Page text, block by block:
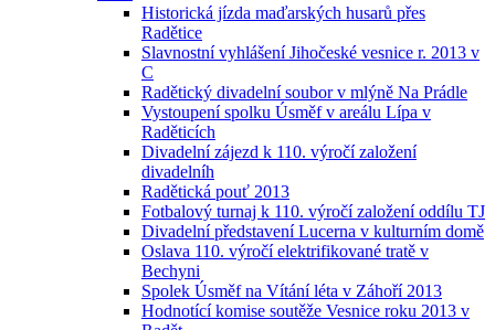
Historická jízda maďarských husarů přes
Radětice
Slavnostní vyhlášení Jihočeské vesnice r. 2013 v
C
Radětický divadelní soubor v mlýně Na Prádle
Vystoupení spolku Úsměf v areálu Lípa v
Raděticích
Divadelní zájezd k 110. výročí založení
divadelníh
Radětická pouť 2013
Fotbalový turnaj k 110. výročí založení oddílu TJ
Divadelní představení Lucerna v kulturním domě
Oslava 110. výročí elektrifikované tratě v
Bechyni
Spolek Úsměf na Vítání léta v Záhoří 2013
Hodnotící komise soutěže Vesnice roku 2013 v